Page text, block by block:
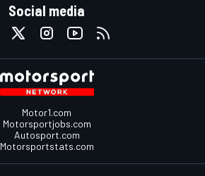
Social media
Motor1.com
Motorsportjobs.com
Autosport.com
Motorsportstats.com